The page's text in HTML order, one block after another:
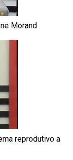
Morand
reprodutivo a